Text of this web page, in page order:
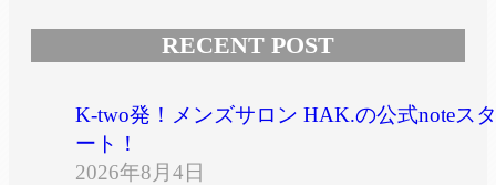
RECENT POST
K-two発！メンズサロン HAK.の公式noteスタ
ート！
2026年8月4日